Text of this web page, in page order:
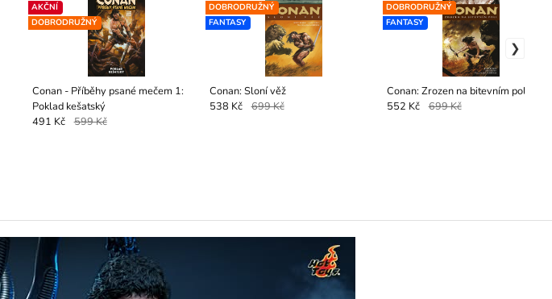
Conan - Příběhy psané mečem 1:
Poklad kešatský
AKČNÍ
DOBRODRUŽNÝ
491 Kč 599 Kč
Conan: Sloní věž
DOBRODRUŽNÝ
FANTASY
538 Kč 699 Kč
Conan: Zrozen na bitevním poli
DOBRODRUŽNÝ
FANTASY
552 Kč 699 Kč